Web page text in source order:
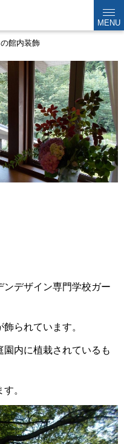
MENU
館内装飾
デザイン専門学校ガー
られています。
内に植栽されているも
。